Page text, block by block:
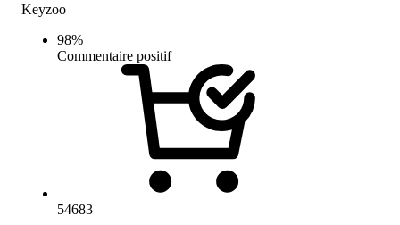
Keyzoo
98%
Commentaire positif
54683